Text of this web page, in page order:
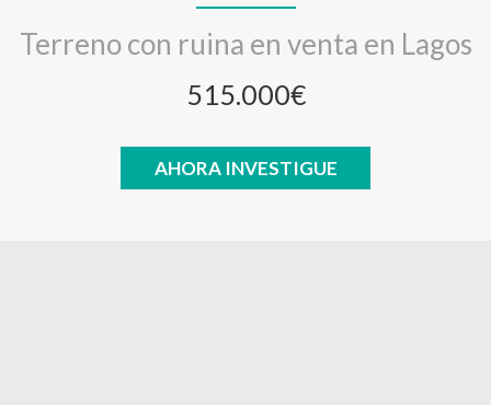
Terreno con ruina en venta en Lagos
515.000€
AHORA INVESTIGUE